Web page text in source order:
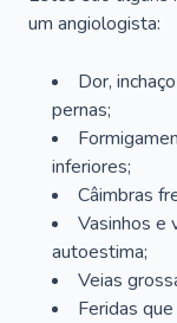
um angiologista:
Dor,
pernas;
inferiores;
Câimbras
Vasinhos e
autoestima;
Veias
Feridas